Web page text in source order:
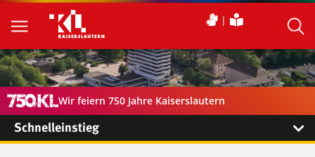
Wir feiern 750 Jahre Kaiserslautern
Schnelleinstieg